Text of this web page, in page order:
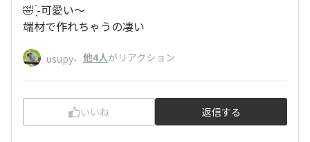
🤣 ̖́-可愛い～
端材で作れちゃうの凄い
usupy、 他4人がリアクション
いいね 返信する